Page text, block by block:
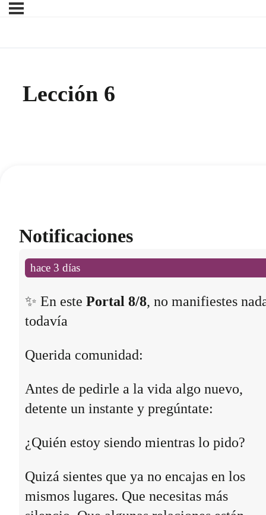
Lección 6
Notificaciones
hace 3 días
✨ En este Portal 8/8, no manifiestes
todavía
Querida comunidad:
Antes de pedirle a la vida algo nuevo,
detente un instante y pregúntate:
¿Quién estoy siendo mientras lo pido?
Quizá sientes que ya no encajas en los
mismos lugares. Que necesitas más